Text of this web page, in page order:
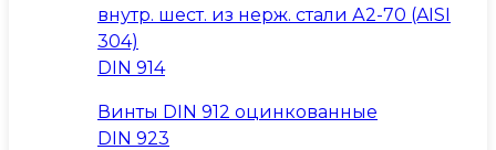
внутр. шест. из нерж. стали А2-70 (AISI
304)
DIN 914
Винты DIN 912 оцинкованные
DIN 923